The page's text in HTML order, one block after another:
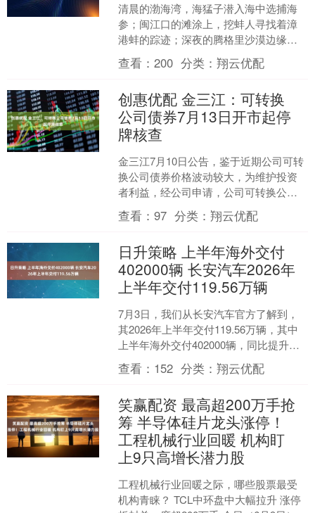
清晨的渤海湾，海猛子潜入海中选捕海
参；闽江口的滩涂上，挖蚌人寻找着漳
港蚌的踪迹；深夜的腾格里沙漠边缘，
沙葱被连根拔起……冷链车、午夜航
班、高铁货运——这些沉默的....
查看：200 分类：翔云优配
创惠优配 金三江：可转换
公司债券7月13日开市起停
牌核查
金三江7月10日公告，鉴于近期公司可转
换公司债券价格波动较大，为维护投资
者利益，经公司申请，公司可转换公司
债券（证券简称:三江转债，转债代
码:123273）自2....
查看：97 分类：翔云优配
日升策略 上半年海外交付
402000辆 长安汽车2026年
上半年交付119.56万辆
7月3日，我们从长安汽车官方了解到，
其2026年上半年交付119.56万辆，其中
上半年海外交付402000辆，同比提升
35.1%；上半年新能源交付456000辆....
查看： 152 分类：翔云优配
笑赢配资 最高超200万手抢
筹 半导体硅片龙头涨停！
工程机械行业回暖 机构盯
上9只高增长潜力股
工程机械行业回暖之际，哪些股票最受
机构青睐？ TCL中环盘中大幅拉升 涨停